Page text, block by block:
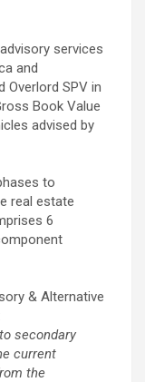
services
and
Overlord SPV in
Book Value
advised by
to
real estate
6
& Alternative
secondary
current
the